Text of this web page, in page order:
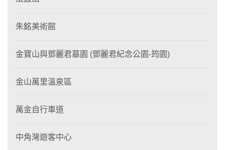
朱銘美術館
金寶山與鄧麗君墓園 (鄧麗君紀念公園-筠園)
金山萬里溫泉區
萬金自行車道
中角灣遊客中心